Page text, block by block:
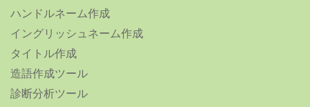
ハンドルネーム作成
イングリッシュネーム作成
タイトル作成
造語作成ツール
診断分析ツール